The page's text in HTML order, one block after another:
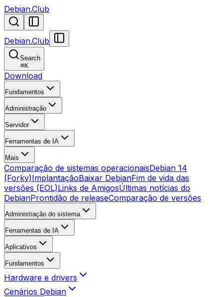
Debian.Club
Debian.Club
Search
⌘K
Download
Fundamentos
Administração
Servidor
Ferramentas de IA
Mais
Comparação de sistemas operacionaisDebian 14
(Forky)ImplantaçãoBaixar DebianFim de vida das
versões (EOL)Links de AmigosÚltimas notícias do
DebianProntidão de releaseComparação de versões
Administração do sistema
Ferramentas de IA
Aplicativos
Fundamentos
Hardware e drivers
Cenários Debian